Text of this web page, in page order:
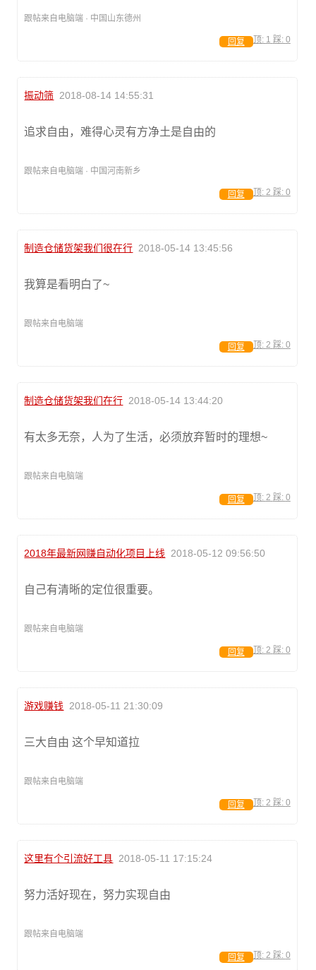
跟帖来自电脑端 · 中国山东德州
顶: 1 踩: 0
回复
振动筛 2018-08-14 14:55:31
追求自由，难得心灵有方净土是自由的
跟帖来自电脑端 · 中国河南新乡
顶: 2 踩: 0
回复
制造仓储货架我们很在行 2018-05-14 13:45:56
我算是看明白了~
跟帖来自电脑端
顶: 2 踩: 0
回复
制造仓储货架我们在行 2018-05-14 13:44:20
有太多无奈，人为了生活，必须放弃暂时的理想~
跟帖来自电脑端
顶: 2 踩: 0
回复
2018年最新网赚自动化项目上线 2018-05-12 09:56:50
自己有清晰的定位很重要。
跟帖来自电脑端
顶: 2 踩: 0
回复
游戏赚钱 2018-05-11 21:30:09
三大自由 这个早知道拉
跟帖来自电脑端
顶: 2 踩: 0
回复
这里有个引流好工具 2018-05-11 17:15:24
努力活好现在，努力实现自由
跟帖来自电脑端
顶: 2 踩: 0
回复